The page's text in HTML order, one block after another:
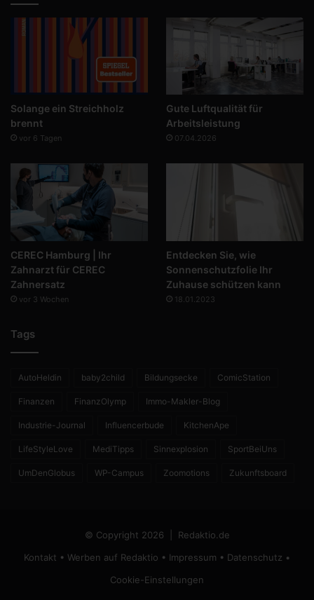
Solange ein Streichholz
brennt
vor 6 Tagen
Gute Luftqualität für
Arbeitsleistung
07.04.2026
CEREC Hamburg | Ihr
Zahnarzt für CEREC
Zahnersatz
vor 3 Wochen
Entdecken Sie, wie
Sonnenschutzfolie Ihr
Zuhause schützen kann
18.01.2023
Tags
AutoHeldin baby2child Bildungsecke ComicStation
Finanzen FinanzOlymp Immo-Makler-Blog
Industrie-Journal Influencerbude KitchenApe
LifeStyleLove MediTipps Sinnexplosion SportBeiUns
UmDenGlobus WP-Campus Zoomotions Zukunftsboard
© Copyright 2026 | Redaktio.de
Kontakt • Werben auf Redaktio • Impressum • Datenschutz •
Cookie-Einstellungen